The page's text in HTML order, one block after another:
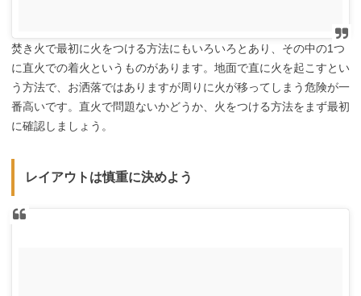
焚き火で最初に火をつける方法にもいろいろとあり、その中の1つ
に直火での着火というものがあります。地面で直に火を起こすとい
う方法で、お洒落ではありますが周りに火が移ってしまう危険が一
番高いです。直火で問題ないかどうか、火をつける方法をまず最初
に確認しましょう。
レイアウトは慎重に決めよう